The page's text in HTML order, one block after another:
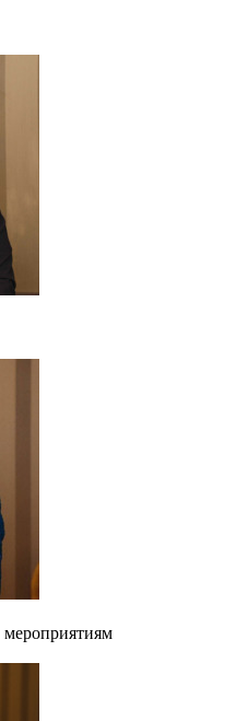
мероприятиям